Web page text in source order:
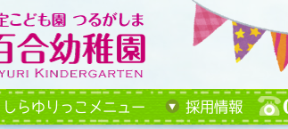
しらゆりっこメニュー 採用情報